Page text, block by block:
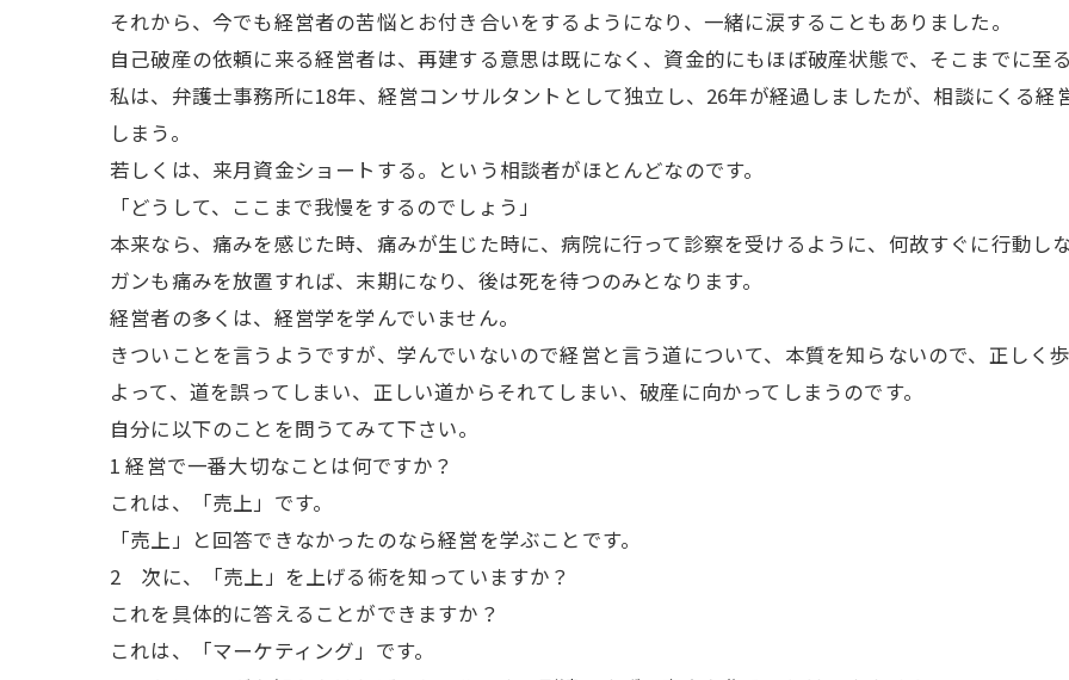
それから、今でも経営者の苦悩とお付き合いをするようになり、一緒に涙することもありました。
自己破産の依頼に来る経営者は、再建する意思は既になく、資金的にもほぼ破産状態で、そこまでに至
私は、弁護士事務所に18年、経営コンサルタントとして独立し、26年が経過しましたが、相談にくる
しまう。
若しくは、来月資金ショートする。という相談者がほとんどなのです。
「どうして、ここまで我慢をするのでしょう」
本来なら、痛みを感じた時、痛みが生じた時に、病院に行って診察を受けるように、何故すぐに行動し
ガンも痛みを放置すれば、末期になり、後は死を待つのみとなります。
経営者の多くは、経営学を学んでいません。
きついことを言うようですが、学んでいないので経営と言う道について、本質を知らないので、正しく
よって、道を誤ってしまい、正しい道からそれてしまい、破産に向かってしまうのです。
自分に以下のことを問うてみて下さい。
1 経営で一番大切なことは何ですか？
これは、「売上」です。
「売上」と回答できなかったのなら経営を学ぶことです。
2 次に、「売上」を上げる術を知っていますか？
これを具体的に答えることができますか？
これは、「マーケティング」です。